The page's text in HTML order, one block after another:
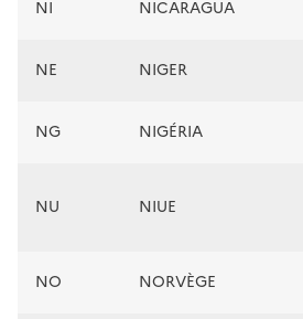
NI NICARAGUA
NE NIGER
NG NIGÉRIA
NU NIUE
NO NORVÈGE